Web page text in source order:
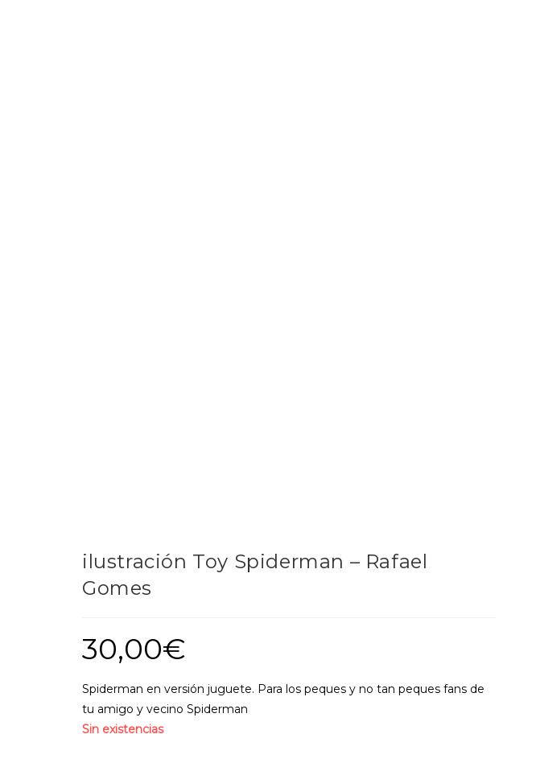
ilustración Toy Spiderman – Rafael
Gomes
30,00€
Spiderman en versión juguete. Para los peques y no tan peques fans de
tu amigo y vecino Spiderman
Sin existencias